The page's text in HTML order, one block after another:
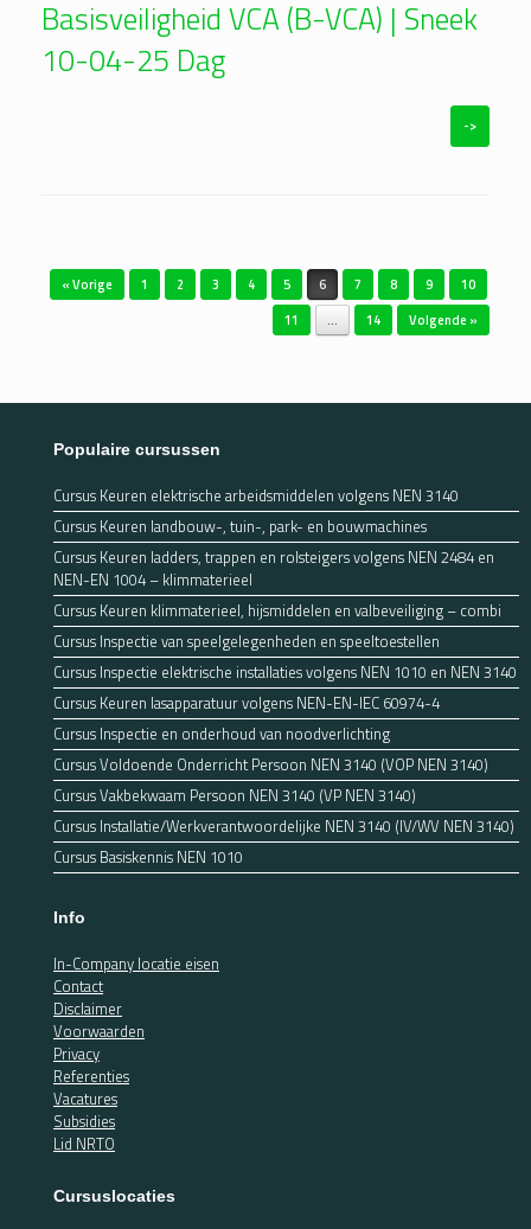
Basisveiligheid VCA (B-VCA) | Sneek
10-04-25 Dag
->
« Vorige 1 2 3 4 5 6 7 8 9
10
11
… 14 Volgende »
Populaire cursussen
Cursus Keuren elektrische arbeidsmiddelen volgens NEN 3140
Cursus Keuren landbouw-, tuin-, park- en bouwmachines
Cursus Keuren ladders, trappen en rolsteigers volgens NEN 2484 en
NEN-EN 1004 – klimmaterieel
Cursus Keuren klimmaterieel, hijsmiddelen en valbeveiliging – combi
Cursus Inspectie van speelgelegenheden en speeltoestellen
Cursus Inspectie elektrische installaties volgens NEN 1010 en NEN 3140
Cursus Keuren lasapparatuur volgens NEN-EN-IEC 60974-4
Cursus Inspectie en onderhoud van noodverlichting
Cursus Voldoende Onderricht Persoon NEN 3140 (VOP NEN 3140)
Cursus Vakbekwaam Persoon NEN 3140 (VP NEN 3140)
Cursus Installatie/Werkverantwoordelijke NEN 3140 (IV/WV NEN 3140)
Cursus Basiskennis NEN 1010
Info
In-Company locatie eisen
Contact
Disclaimer
Voorwaarden
Privacy
Referenties
Vacatures
Subsidies
Lid NRTO
Cursuslocaties